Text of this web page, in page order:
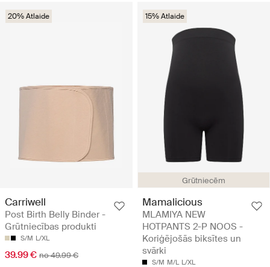
20% Atlaide
Carriwell
Post Birth Belly Binder -
Grūtniecības produkti
S/M L/XL
39.99 € no 49.99 €
Grūtniecēm
15% Atlaide
Mamalicious
MLAMIYA NEW
HOTPANTS 2-P NOOS -
Koriģējošās biksītes un
svārki
S/M M/L L/XL